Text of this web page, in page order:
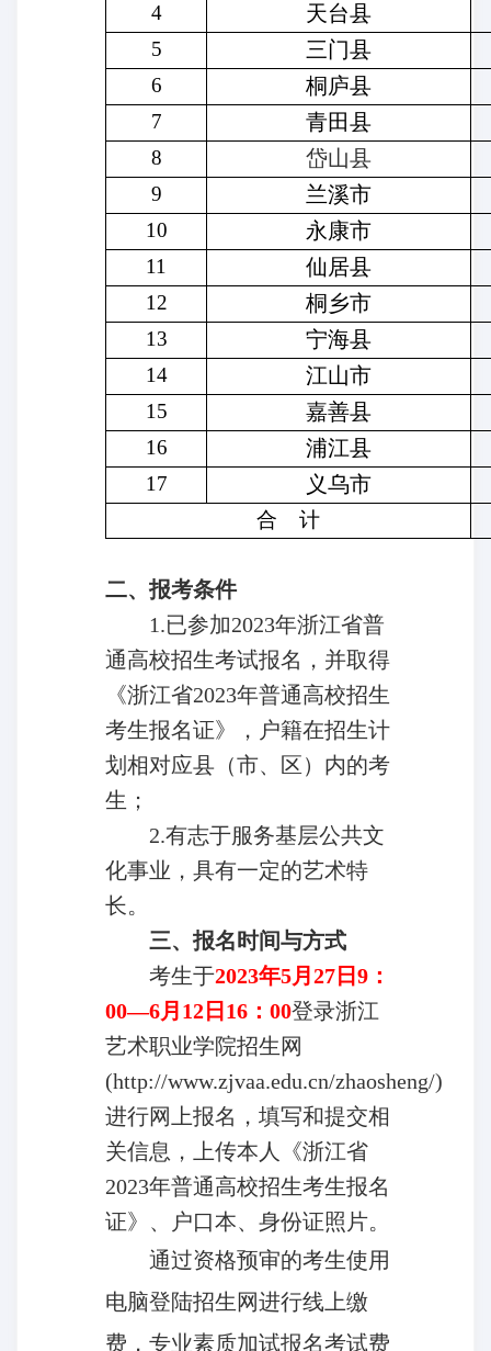
4 天台县
5 三门县
6 桐庐县
7 青田县
8 岱山县
9 兰溪市
10 永康市
11 仙居县
12 桐乡市
13 宁海县
14 江山市
15 嘉善县
16 浦江县
17 义乌市
合 计
二、报考条件
1.已参加2023年浙江省普
通高校招生考试报名，并取得
《浙江省2023年普通高校招生
考生报名证》，户籍在招生计
划相对应县（市、区）内的考
生；
2.有志于服务基层公共文
化事业，具有一定的艺术特
长。
三、报名时间与方式
考生于2023年5月27日9：
00—6月12日16：00登录浙江
艺术职业学院招生网
(http://www.zjvaa.edu.cn/zhaosheng/)
进行网上报名，填写和提交相
关信息，上传本人《浙江省
2023年普通高校招生考生报名
证》、户口本、身份证照片。
通过资格预审的考生使用
电脑登陆招生网进行线上缴
费，专业素质加试报名考试费